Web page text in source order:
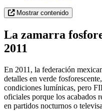
Mostrar contenido
La zamarra
2011
En 2011, la federación
detalles en verde
condiciones lumínicas, pero
oficiales porque los acabados
en partidos nocturnos o